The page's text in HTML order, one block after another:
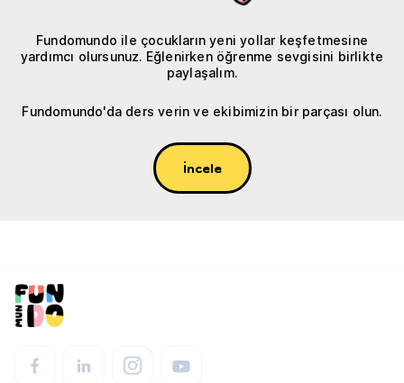
Fundomundo ile çocukların yeni yollar keşfetmesine
yardımcı olursunuz. Eğlenirken öğrenme sevgisini birlikte
paylaşalım.
Fundomundo'da ders verin ve ekibimizin bir parçası olun.
İncele